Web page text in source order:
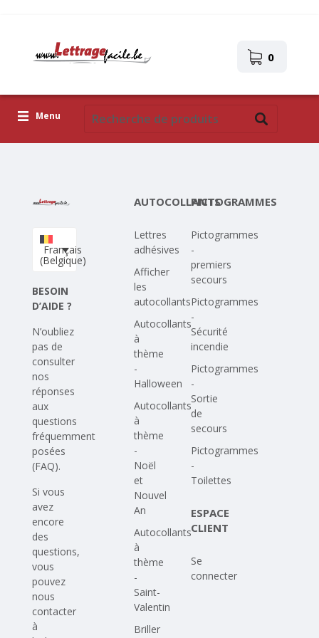
0
Menu
Téléchargez votre propre conception
Corona Covid-19
Français
(Belgique)
BESOIN
D’AIDE ?
N’oubliez
pas de
consulter
nos
réponses
aux
questions
fréquemment
posées
(FAQ).
Si vous
avez
encore
des
questions,
vous
pouvez
nous
contacter
à
AUTOCOLLANTS
Lettres
adhésives
Afficher
les
autocollants
Autocollants
à
thème
-
Halloween
Autocollants
à
thème
-
Noël
et
Nouvel
An
Autocollants
à
thème
-
Saint-
Valentin
Briller
PICTOGRAMMES
Pictogrammes
-
premiers
secours
Pictogrammes
-
Sécurité
incendie
Pictogrammes
-
Sortie
de
secours
Pictogrammes
-
Toilettes
ESPACE
CLIENT
Se
connecter